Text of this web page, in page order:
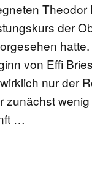
INSTITUTIONEN
ORTE
der
von Effi
nur der
zunächst
…